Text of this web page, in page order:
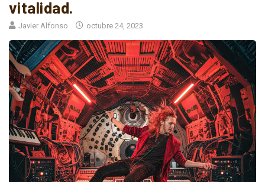
vitalidad.
Javier Alfonso octubre 24, 2023